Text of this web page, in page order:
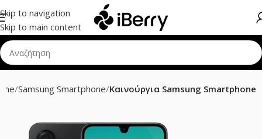
Skip to navigation
Skip to main content
Samsung Smartphone Καινούργια Samsung Smartphone